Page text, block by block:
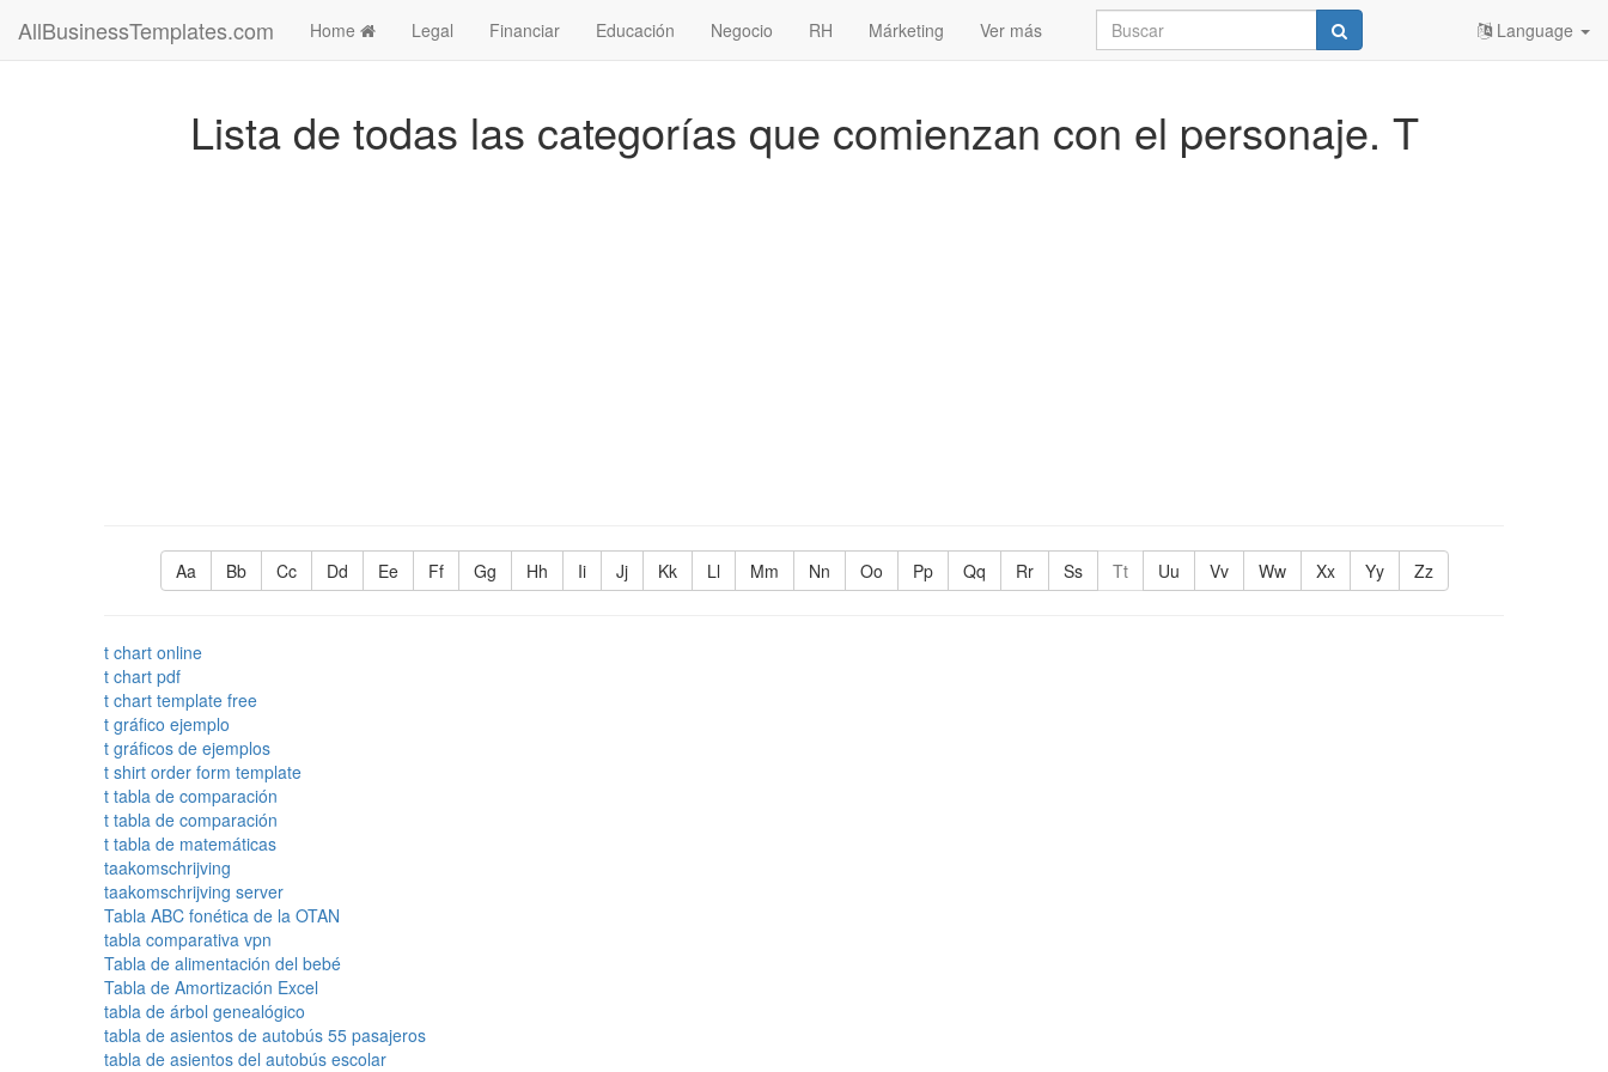
AllBusinessTemplates.com Home Legal Financiar Educación Negocio RH Márketing Ver más Language
Lista de todas las categorías que comienzan con el personaje. T
Aa Bb Cc Dd Ee Ff Gg Hh Ii Jj Kk Ll Mm Nn Oo Pp Qq Rr Ss Tt Uu Vv Ww Xx Yy Zz
t chart online
t chart pdf
t chart template free
t gráfico ejemplo
t gráficos de ejemplos
t shirt order form template
t tabla de comparación
t tabla de comparación
t tabla de matemáticas
taakomschrijving
taakomschrijving server
Tabla ABC fonética de la OTAN
tabla comparativa vpn
Tabla de alimentación del bebé
Tabla de Amortización Excel
tabla de árbol genealógico
tabla de asientos de autobús 55 pasajeros
tabla de asientos del autobús escolar